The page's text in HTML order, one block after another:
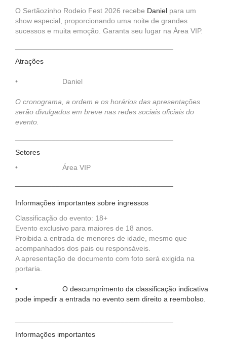
O Sertãozinho Rodeio Fest 2026 recebe Daniel para um
show especial, proporcionando uma noite de grandes
sucessos e muita emoção. Garanta seu lugar na Área VIP.
Atrações
• Daniel
O cronograma, a ordem e os horários das apresentações
serão divulgados em breve nas redes sociais oficiais do
evento.
Setores
• Área VIP
Informações importantes sobre ingressos
Classificação do evento: 18+
Evento exclusivo para maiores de 18 anos.
Proibida a entrada de menores de idade, mesmo que
acompanhados dos pais ou responsáveis.
A apresentação de documento com foto será exigida na
portaria.
• O descumprimento da classificação indicativa
pode impedir a entrada no evento sem direito a reembolso.
Informações importantes